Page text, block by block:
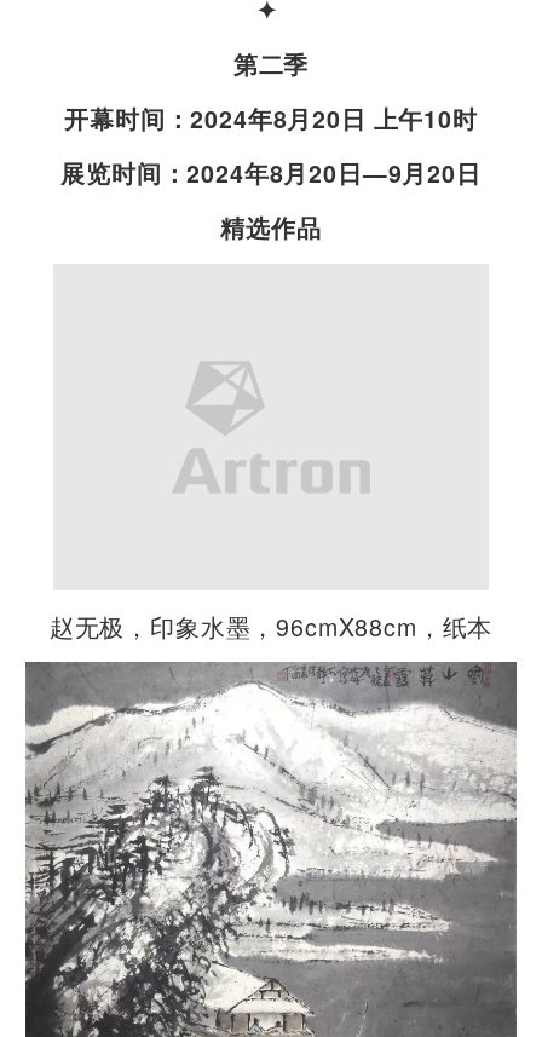
✦
第二季
开幕时间：2024年8月20日 上午10时
展览时间：2024年8月20日—9月20日
精选作品
赵无极，印象水墨，96cmX88cm，纸本